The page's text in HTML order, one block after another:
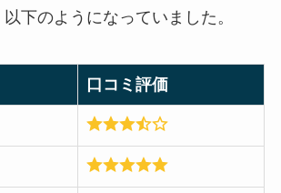
下のようになっていました。
口コミ評価